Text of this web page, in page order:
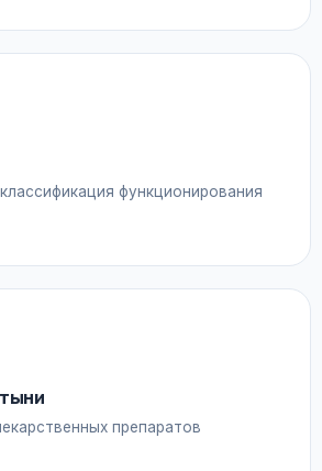
функционирования
препаратов